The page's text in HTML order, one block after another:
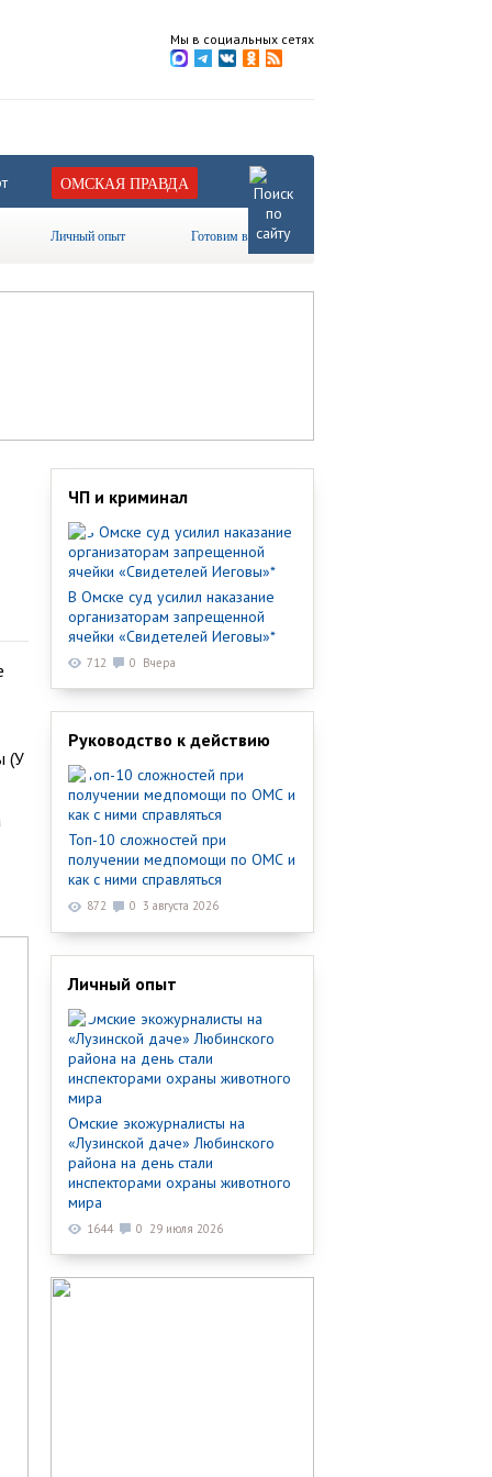
Мы в социальных сетях
ОМСКАЯ ПРАВДА
Личный опыт Готовим вместе
(У
ЧП и криминал
В Омске суд усилил наказание
организаторам запрещенной
ячейки «Свидетелей Иеговы»*
712 0 Вчера
Руководство к действию
Топ-10 сложностей при
получении медпомощи по ОМС и
как с ними справляться
872 0 3 августа 2026
Личный опыт
Омские экожурналисты на
«Лузинской даче» Любинского
района на день стали
инспекторами охраны животного
мира
1644 0 29 июля 2026